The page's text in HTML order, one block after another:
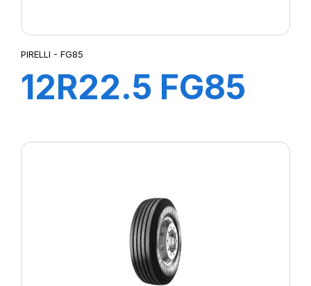
PIRELLI - FG85
12R22.5 FG85